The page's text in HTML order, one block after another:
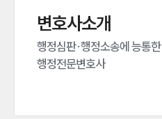
변호사소개
행정심판·행정소송에 능통한
행정전문변호사